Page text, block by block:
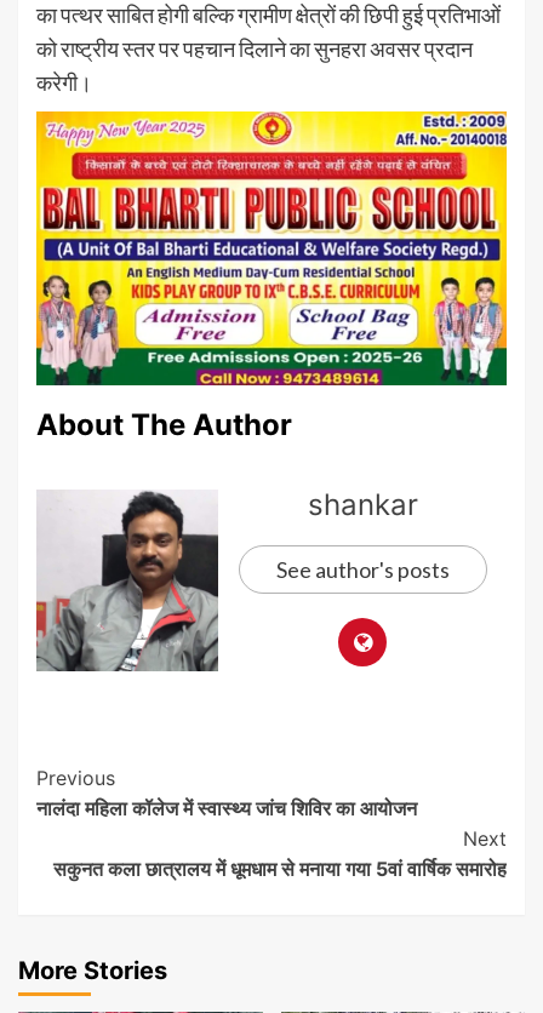
का पत्थर साबित होगी बल्कि ग्रामीण क्षेत्रों की छिपी हुई प्रतिभाओं
को राष्ट्रीय स्तर पर पहचान दिलाने का सुनहरा अवसर प्रदान
करेगी।
About The Author
shankar
See author's posts
Post
Navigation
Previous
नालंदा महिला कॉलेज में स्वास्थ्य जांच शिविर का आयोजन
Next
सकुनत कला छात्रालय में धूमधाम से मनाया गया 5वां वार्षिक समारोह
More Stories